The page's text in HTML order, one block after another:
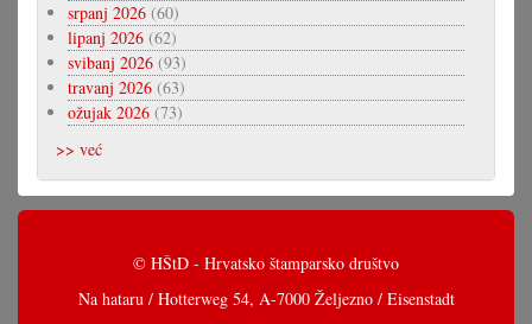
srpanj 2026 (60)
lipanj 2026 (62)
svibanj 2026 (93)
travanj 2026 (63)
ožujak 2026 (73)
>> već
© HŠtD - Hrvatsko štamparsko društvo
Na hataru / Hotterweg 54, A-7000 Željezno / Eisenstadt